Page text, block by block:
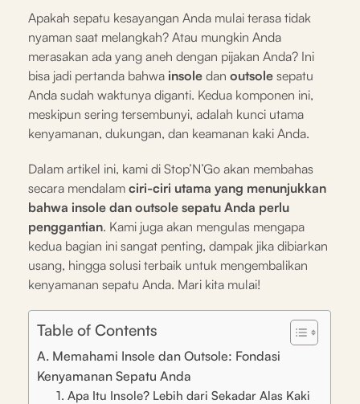
Apakah sepatu kesayangan Anda mulai terasa tidak
nyaman saat melangkah? Atau mungkin Anda
merasakan ada yang aneh dengan pijakan Anda? Ini
bisa jadi pertanda bahwa insole dan outsole sepatu
Anda sudah waktunya diganti. Kedua komponen ini,
meskipun sering tersembunyi, adalah kunci utama
kenyamanan, dukungan, dan keamanan kaki Anda.
Dalam artikel ini, kami di Stop’N’Go akan membahas
secara mendalam ciri-ciri utama yang menunjukkan
bahwa insole dan outsole sepatu Anda perlu
penggantian. Kami juga akan mengulas mengapa
kedua bagian ini sangat penting, dampak jika dibiarkan
usang, hingga solusi terbaik untuk mengembalikan
kenyamanan sepatu Anda. Mari kita mulai!
Table of Contents
A. Memahami Insole dan Outsole: Fondasi
Kenyamanan Sepatu Anda
1. Apa Itu Insole? Lebih dari Sekadar Alas Kaki